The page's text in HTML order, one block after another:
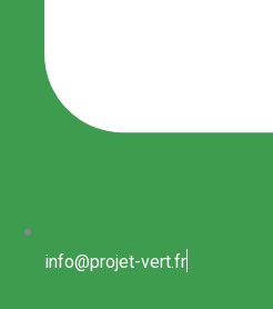
info@projet-vert.fr